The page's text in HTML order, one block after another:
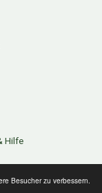
Besucher zu verbessern.
Hilfe